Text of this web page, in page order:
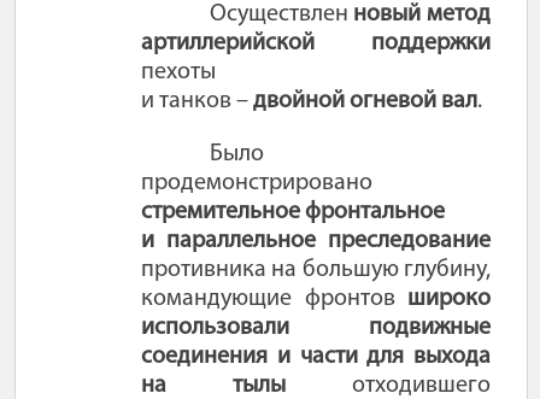
Осуществлен новый метод
артиллерийской поддержки
пехоты
и танков – двойной огневой вал.
Было
продемонстрировано
стремительное фронтальное
и параллельное преследование
противника на большую глубину,
командующие фронтов широко
использовали подвижные
соединения и части для выхода
на тылы отходившего